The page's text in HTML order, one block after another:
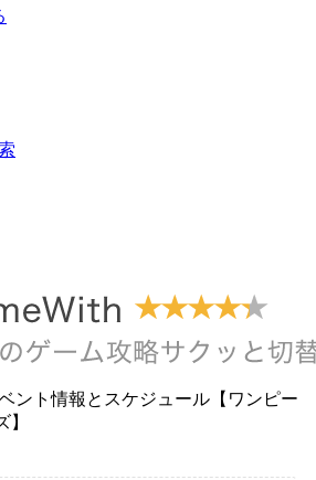
ント情報とスケジュール【ワンピー